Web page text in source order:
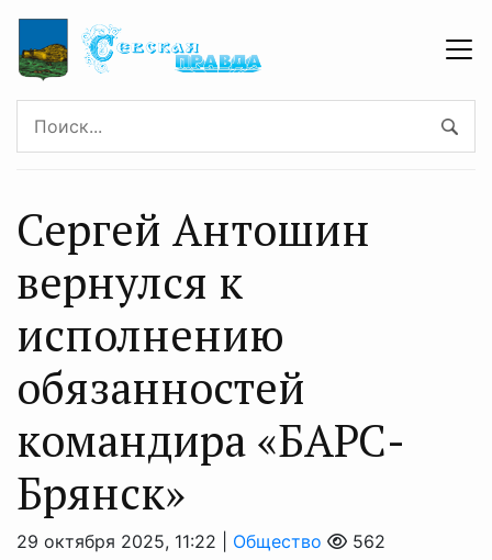
Сергей Антошин
вернулся к
исполнению
обязанностей
командира «БАРС-
Брянск»
29 октября 2025, 11:22 | Общество 562